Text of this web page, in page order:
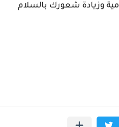
وزيادة شعورك بالسلام